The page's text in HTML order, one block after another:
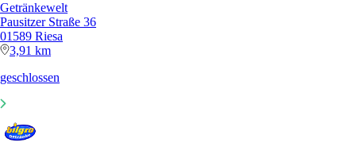
Getränkewelt
Pausitzer Straße 36
01589 Riesa
3,91 km
geschlossen